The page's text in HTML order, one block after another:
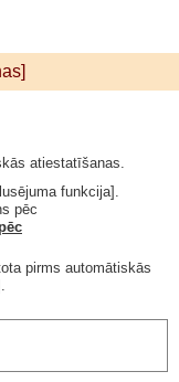
atiestatīšanas.
funkcija].
pēc
pirms automātiskās